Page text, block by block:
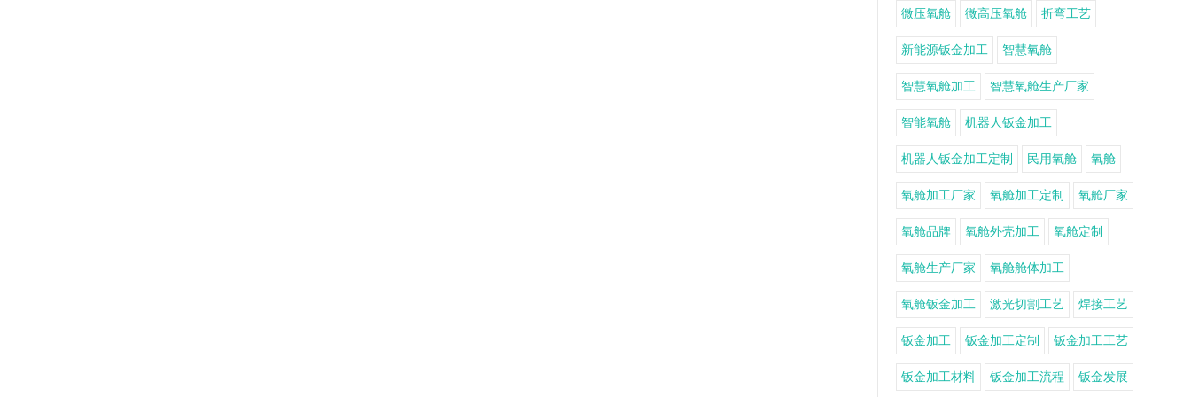
微压氧舱 微高压氧舱 折弯工艺
新能源钣金加工 智慧氧舱
智慧氧舱加工 智慧氧舱生产厂家
智能氧舱 机器人钣金加工
机器人钣金加工定制 民用氧舱 氧舱
氧舱加工厂家 氧舱加工定制 氧舱厂家
氧舱品牌 氧舱外壳加工 氧舱定制
氧舱生产厂家 氧舱舱体加工
氧舱钣金加工 激光切割工艺 焊接工艺
钣金加工 钣金加工定制 钣金加工工艺
钣金加工材料 钣金加工流程 钣金发展